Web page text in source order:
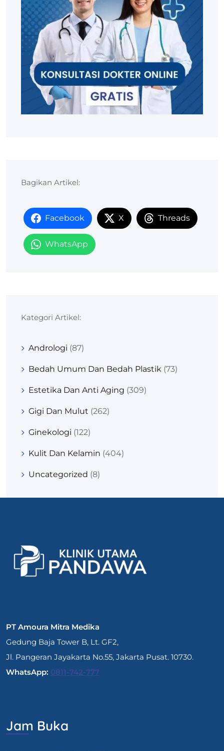
Bagikan Artikel:
Facebook X Threads
WhatsApp
Kategori Artikel:
Andrologi (87)
Bedah Umum Dan Bedah Plastik (73)
Estetika Dan Anti Aging (309)
Gigi Dan Mulut (262)
Ginekologi (122)
Kulit Dan Kelamin (404)
Uncategorized (8)
PT Amoura Mitra Medika
Gedung Baja Tower B, Lt. GF2,
Jl. Pangeran Jayakarta No.55, Jakarta Pusat. 10730.
WhatsApp: 0811-742-777
Jam Buka